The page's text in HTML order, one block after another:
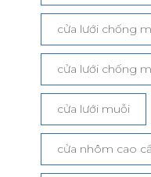
cửa lưới chống
cửa lưới chống
cửa lưới muỗi
cửa nhôm cao